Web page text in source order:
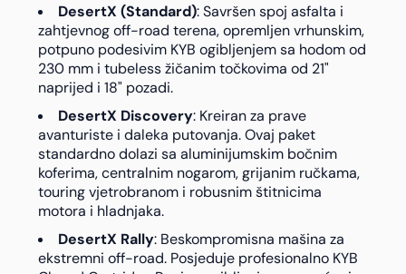
DesertX (Standard): Savršen spoj asfalta i
zahtjevnog off-road terena, opremljen vrhunskim,
potpuno podesivim KYB ogibljenjem sa hodom od
230 mm i tubeless žičanim točkovima od 21"
naprijed i 18" pozadi.
DesertX Discovery: Kreiran za prave
avanturiste i daleka putovanja. Ovaj paket
standardno dolazi sa aluminijumskim bočnim
koferima, centralnim nogarom, grijanim ručkama,
touring vjetrobranom i robusnim štitnicima
motora i hladnjaka.
DesertX Rally: Beskompromisna mašina za
ekstremni off-road. Posjeduje profesionalno KYB